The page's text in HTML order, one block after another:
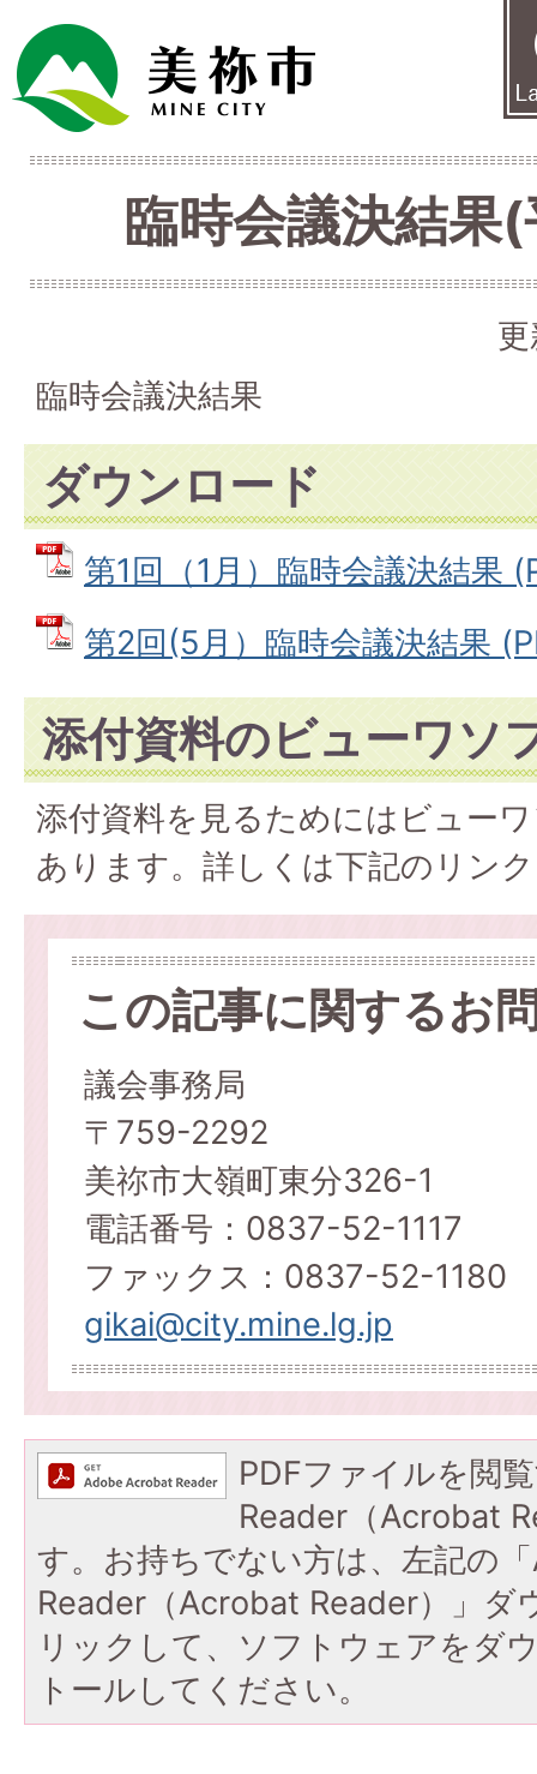
臨時会議決結果
臨時会議決結果
ダウンロード
第1回（1月）臨時会議決結果
第2回(5月）臨時会議決結果
添付資料のビューワソ
添付資料を見るためにはビュー
あります。詳しくは下記のリン
この記事に関するお
議会事務局
〒759-2292
美祢市大嶺町東分326-1
電話番号：0837-52-1117
ファックス：0837-52-1180
gikai@city.mine.lg.jp
PDFファイルを閲
Reader（Acrobat
す。お持ちでない方は、左記の
Reader（Acrobat Reader）」ダ
リックして、ソフトウェアをダ
トールしてください。